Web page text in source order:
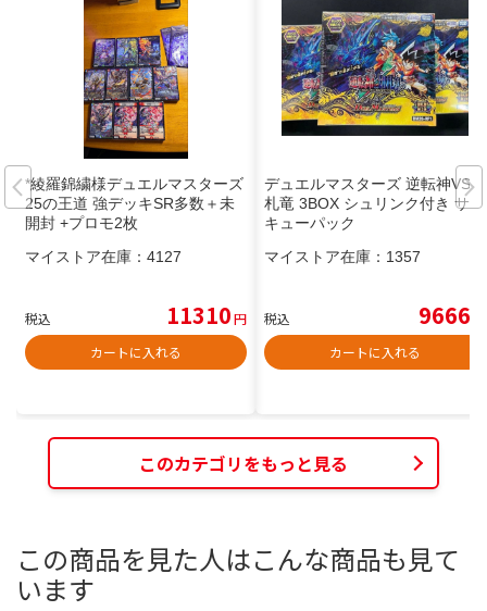
*綾羅錦繍様デュエルマスターズ
25の王道 強デッキSR多数＋未
開封 +プロモ2枚
マイストア在庫： 4127
税込 11310円
カートに入れる
デュエルマスターズ 逆転神VS切
札竜 3BOX シュリンク付き サン
キューパック
マイストア在庫： 1357
税込 9666
カートに入れる
このカテゴリをもっと見る
この商品を見た人はこんな商品も見て
います